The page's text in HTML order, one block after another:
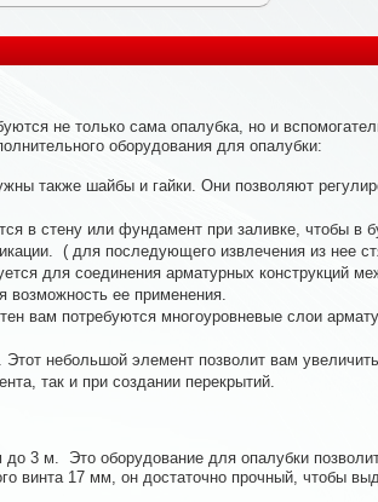
не только сама опалубка, но и
оборудования для опалубки:
также шайбы и гайки. Они позволяют
в стену или фундамент при заливке, чтобы в
( для последующего извлечения из нее
для соединения арматурных конструкций
возможность ее применения.
вам потребуются многоуровневые слои
Этот небольшой элемент позволит вам
так и при создании перекрытий.
3 м. Это оборудование для опалубки
винта 17 мм, он достаточно прочный, чтобы